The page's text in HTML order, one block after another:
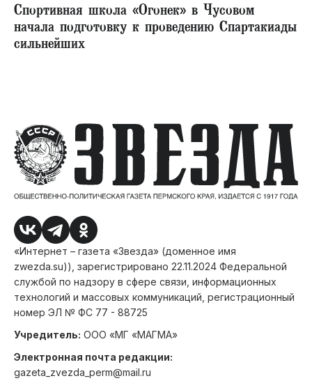
Спортивная школа «Огонек» в Чусовом
начала подготовку к проведению Спартакиады
сильнейших
«Интернет – газета «Звезда» (доменное имя
zwezda.su)), зарегистрировано 22.11.2024 Федеральной
службой по надзору в сфере связи, информационных
технологий и массовых коммуникаций, регистрационный
номер ЭЛ № ФС 77 - 88725
Учредитель: ООО «МГ «МАГМА»
Электронная почта редакции:
gazeta_zvezda_perm@mail.ru